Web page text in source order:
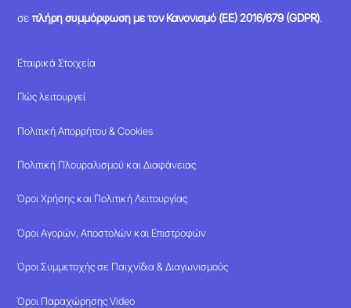
σεπλήρη συμμόρφωση με τον Κανονισμό (ΕΕ) 2016/679 (GDPR).
Εταιρικά Στοιχεία
Πώς λειτουργεί
Πολιτική Απορρήτου & Cookies
Πολιτική Πλουραλισμού και Διαφάνειας
Όροι Χρήσης και Πολιτική Λειτουργίας
Όροι Αγορών, Αποστολών και Επιστροφών
Όροι Συμμετοχής σε Παιχνίδια & Διαγωνισμούς
Όροι Παραχώρησης Video